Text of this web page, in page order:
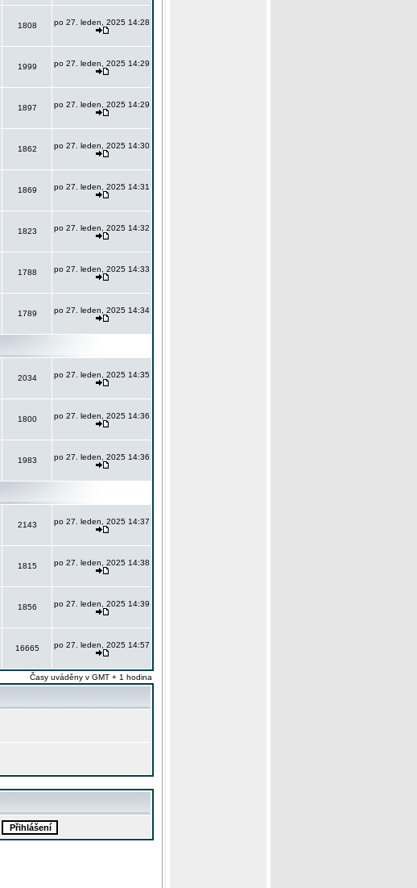
1808 po 27. leden, 2025 14:28
1999 po 27. leden, 2025 14:29
1897 po 27. leden, 2025 14:29
1862 po 27. leden, 2025 14:30
1869 po 27. leden, 2025 14:31
1823 po 27. leden, 2025 14:32
1788 po 27. leden, 2025 14:33
1789 po 27. leden, 2025 14:34
2034 po 27. leden, 2025 14:35
1800 po 27. leden, 2025 14:36
1983 po 27. leden, 2025 14:36
2143 po 27. leden, 2025 14:37
1815 po 27. leden, 2025 14:38
1856 po 27. leden, 2025 14:39
16665 po 27. leden, 2025 14:57
Časy uváděny v GMT + 1 hodina